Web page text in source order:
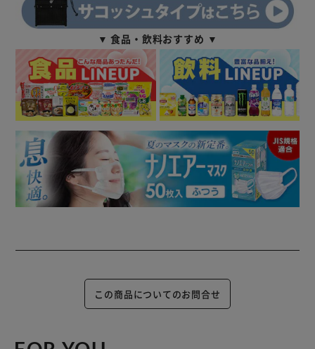
▼ 食品・飲料おすすめ ▼
この商品についてのお問合せ